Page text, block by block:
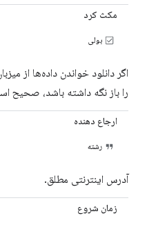
مکث کرد
بولی
اگر دانلود خواندن داده‌ها از
را باز نگه داشته باشد، صحیح
ارجاع دهنده
رشته
آدرس اینترنتی مطلق.
زمان شروع